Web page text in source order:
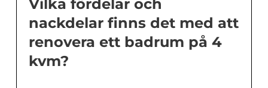
Vilka fördelar och
nackdelar finns det med att
renovera ett badrum på 4
kvm?